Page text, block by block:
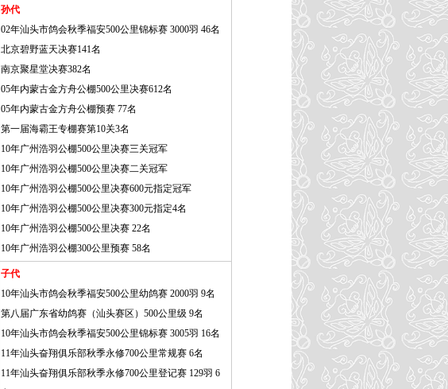
孙代
02年汕头市鸽会秋季福安500公里锦标赛 3000羽 46名
北京碧野蓝天决赛141名
南京聚星堂决赛382名
05年内蒙古金方舟公棚500公里决赛612名
05年内蒙古金方舟公棚预赛 77名
第一届海霸王专棚赛第10关3名
10年广州浩羽公棚500公里决赛三关冠军
10年广州浩羽公棚500公里决赛二关冠军
10年广州浩羽公棚500公里决赛600元指定冠军
10年广州浩羽公棚500公里决赛300元指定4名
10年广州浩羽公棚500公里决赛 22名
10年广州浩羽公棚300公里预赛 58名
子代
10年汕头市鸽会秋季福安500公里幼鸽赛 2000羽 9名
第八届广东省幼鸽赛（汕头赛区）500公里级 9名
10年汕头市鸽会秋季福安500公里锦标赛 3005羽 16名
11年汕头奋翔俱乐部秋季永修700公里常规赛 6名
11年汕头奋翔俱乐部秋季永修700公里登记赛 129羽 6